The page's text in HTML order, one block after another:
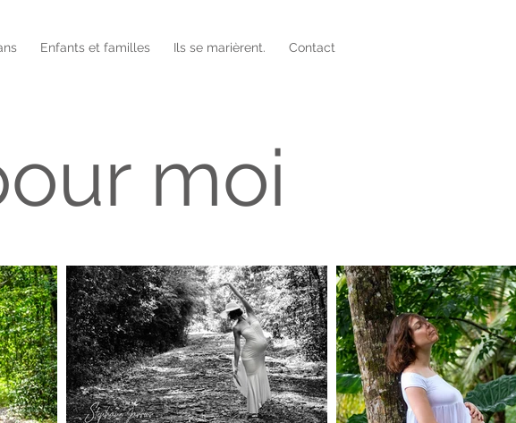
Enfants et familles Ils se marièrent. Contact
moi